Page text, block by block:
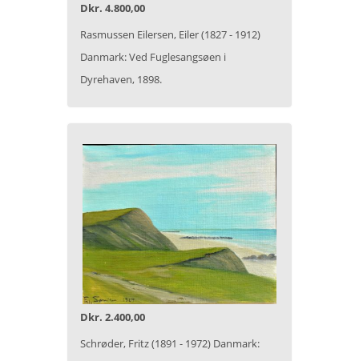
Dkr. 4.800,00
Rasmussen Eilersen, Eiler (1827 - 1912)
Danmark: Ved Fuglesangsøen i
Dyrehaven, 1898.
Dkr. 2.400,00
Schrøder, Fritz (1891 - 1972) Danmark: